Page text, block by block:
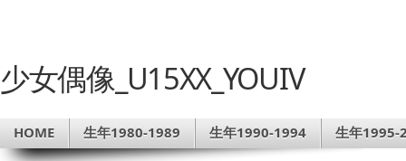
少女偶像_U15XX_YOUIV
HOME 生年1980-1989 生年1990-1994 生年1995-